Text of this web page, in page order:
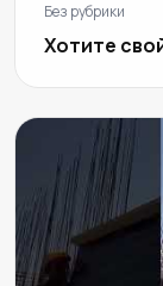
Без рубрики
Хотите